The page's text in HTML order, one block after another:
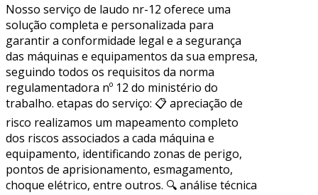
Nosso serviço de laudo nr-12 oferece uma
solução completa e personalizada para
garantir a conformidade legal e a segurança
das máquinas e equipamentos da sua empresa,
seguindo todos os requisitos da norma
regulamentadora nº 12 do ministério do
trabalho. etapas do serviço: 📋 apreciação de
risco realizamos um mapeamento completo
dos riscos associados a cada máquina e
equipamento, identificando zonas de perigo,
pontos de aprisionamento, esmagamento,
choque elétrico, entre outros. 🔍 análise técnica